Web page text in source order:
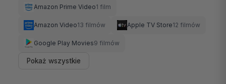
Amazon Prime Video1 film
Amazon Video13 filmów Apple TV Store12 filmów
Google Play Movies9 filmów
Pokaż wszystkie